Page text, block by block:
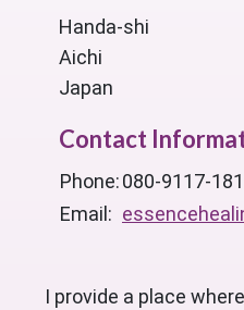
Handa-shi
Aichi
Japan
Contact
Phone:080-9117-
Email:
I provide a place